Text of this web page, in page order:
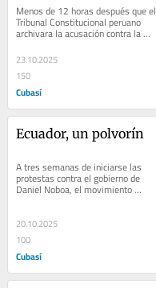
Menos de 12 horas después que el
Tribunal Constitucional peruano
archivara la acusación contra la
de dinero,...
23.10.2025
150
Cubasí
Ecuador, un polvorín
A tres semanas de iniciarse las
protestas contra el gobierno de
Daniel Noboa, el movimiento
mantiene su espíritu de combate,
20.10.2025
100
Cubasí